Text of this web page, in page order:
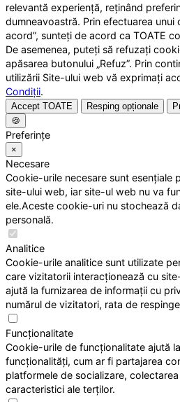
relevantă experiență, reținând
dumneavoastră. Prin efectuarea unui
acord”, sunteți de acord ca TOATE
De asemenea, puteți să refuzați
apăsarea butonului „Refuz”. Prin
utilizării Site-ului web vă exprimați
Condiții.
Accept TOATE Resping opționale
🍪
Preferințe
×
Necesare
Cookie-urile necesare sunt esențiale
site-ului web, iar site-ul web nu va
ele.Aceste cookie-uri nu stochează
personală.
Analitice
Cookie-urile analitice sunt utilizate
care vizitatorii interacționează cu
ajută la furnizarea de informații cu
numărul de vizitatori, rata de
Funcționalitate
Cookie-urile de funcționalitate ajută
funcționalități, cum ar fi partajarea
platformele de socializare,
caracteristici ale terților.